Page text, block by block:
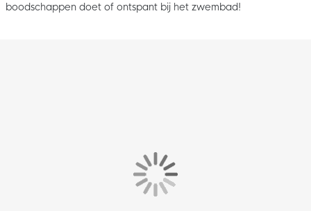
boodschappen doet of ontspant bij het zwembad!